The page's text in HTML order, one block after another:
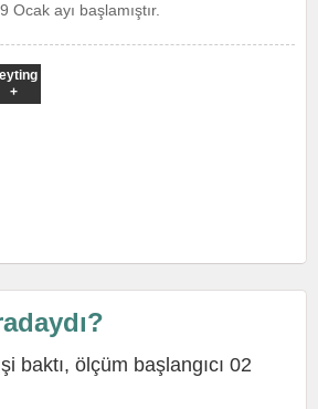
Ocak ayı başlamıştır.
+
baktı, ölçüm başlangıcı 02